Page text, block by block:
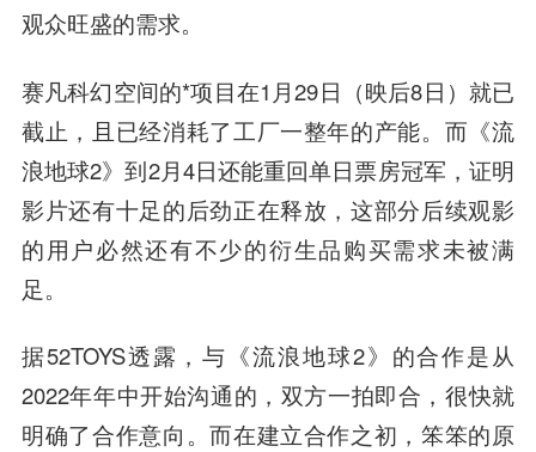
观众旺盛的需求。
赛凡科幻空间的*项目在1月29日（映后8日）就已
截止，且已经消耗了工厂一整年的产能。而《流
浪地球2》到2月4日还能重回单日票房冠军，证明
影片还有十足的后劲正在释放，这部分后续观影
的用户必然还有不少的衍生品购买需求未被满
足。
据52TOYS透露，与《流浪地球2》的合作是从
2022年年中开始沟通的，双方一拍即合，很快就
明确了合作意向。而在建立合作之初，笨笨的原